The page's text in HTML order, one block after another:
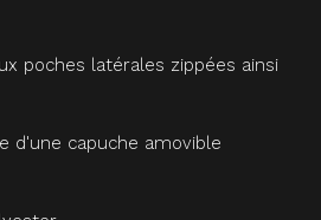
poches latérales zippées ainsi
d'une capuche amovible